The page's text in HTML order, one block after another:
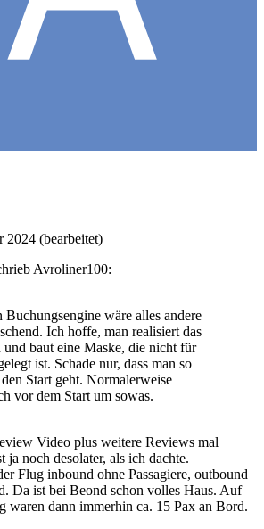
2024 (bearbeitet)
Avroliner100:
wäre alles andere
Ich hoffe, man realisiert das
baut eine Maske, die nicht für
ist. Schade nur, dass man so
Start geht. Normalerweise
vor dem Start um sowas.
Video plus weitere Reviews mal
ja noch desolater, als ich dachte.
Flug inbound ohne Passagiere, outbound
Da ist bei Beond schon volles Haus. Auf
waren dann immerhin ca. 15 Pax an Bord.